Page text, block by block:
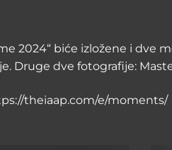
2024“ biće izložene i dve
Druge dve fotografije:
theiaap.com/e/moments/